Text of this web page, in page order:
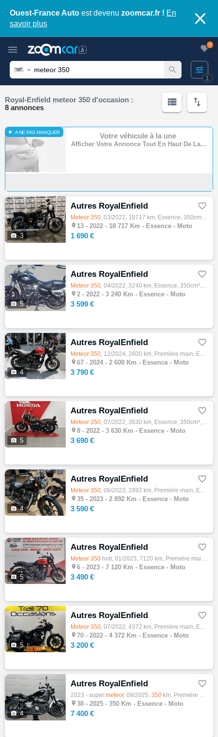
Ouest-France Auto est devenu zoomcar.fr ! En
savoir plus
1
0
Royal-Enfield meteor 350 d'occasion :
8 annonces
A NE PAS MANQUER Votre véhicule à la une
Afficher Votre Annonce Tout En Haut De La Page
 3
Autres RoyalEnfield 
Meteor 350, 03/2022, 18717 km, Essence, 350cm³, 1690 € Equipements : MOTO ACCIDENTÉE PROCEDURE .RSV ,VENDU SANS GARANTIE …
 13 - 2022 - 18 717 Km - Essence - Moto
1 690 €
 5
Autres RoyalEnfield 
Meteor 350, 04/2022, 3240 km, Essence, 350cm³, Couleur noir, 3599 € Equipements : TRES BELLE
 2 - 2022 - 3 240 Km - Essence - Moto
3 599 €
 4
Autres RoyalEnfield 
Meteor 350, 12/2024, 2600 km, Première main, Essence, 350cm³, 3790 € Equipements : ROYAL ENFIELD HNTR
 67 - 2024 - 2 600 Km - Essence - Moto
3 790 €
 5
Autres RoyalEnfield 
Meteor 350, 07/2022, 3630 km, Essence, 350cm³, Couleur marron, 3690 € Equipements : Plus d'annonces sur notre site RACING…
 8 - 2022 - 3 630 Km - Essence - Moto
3 690 €
 4
Autres RoyalEnfield 
Meteor 350, 06/2023, 2892 km, Première main, Essence, 350cm³, Couleur noir, 3590 € Equipements : VÉHICULE EN DÉPOT VENTE …
 35 - 2023 - 2 892 Km - Essence - Moto
3 590 €
 5
Autres RoyalEnfield 
Meteor 350 hntr, 01/2023, 7120 km, Première main, Essence, 350cm³, Couleur rouge, 3490 € Equipements : Options : Garantie…
 6 - 2023 - 7 120 Km - Essence - Moto
3 490 €
 5
Autres RoyalEnfield 
Meteor 350, 07/2022, 4372 km, Première main, Essence, 350cm³, Couleur noir, 3200 € Equipements : Cruiser
 70 - 2022 - 4 372 Km - Essence - Moto
3 200 €
 4
Autres RoyalEnfield 
2023 - super meteor, 09/2025, 350 km, Première main, Essence, 650cm³, Couleur gris, 7400 € Equipements : Royal Enfield SU…
 38 - 2025 - 350 Km - Essence - Moto
7 400 €